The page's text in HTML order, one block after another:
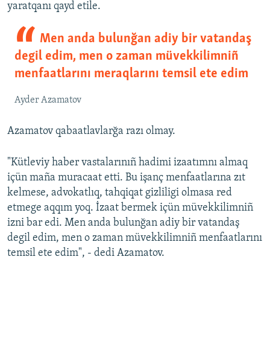
yaratqanı qayd etile.
Men anda bulunğan adiy bir vatandaş
degil edim, men o zaman müvekkilimniñ
menfaatlarını meraqlarını temsil ete edim
Ayder Azamatov
Azamatov qabaatlavlarğa razı olmay.
"Kütleviy haber vastalarınıñ hadimi izaatımnı almaq
içün maña muracaat etti. Bu işanç menfaatlarına zıt
kelmese, advokatlıq, tahqiqat gizliligi olmasa red
etmege aqqım yoq. İzaat bermek içün müvekkilimniñ
izni bar edi. Men anda bulunğan adiy bir vatandaş
degil edim, men o zaman müvekkilimniñ menfaatlarını
temsil ete edim", - dedi Azamatov.